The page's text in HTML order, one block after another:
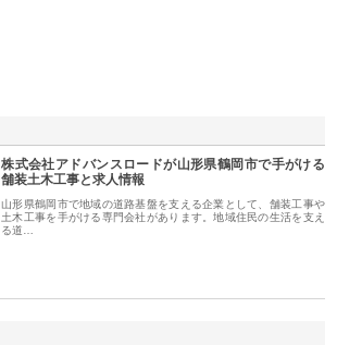
株式会社アドバンスロードが山形県鶴岡市で手がける
舗装土木工事と求人情報
山形県鶴岡市で地域の道路基盤を支える企業として、舗装工事や
土木工事を手がける専門会社があります。地域住民の生活を支え
る道…